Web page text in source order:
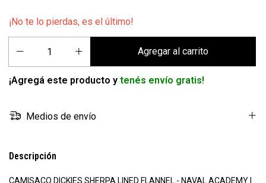
¡No te lo pierdas, es el último!
¡Agregá este producto y tenés envío gratis!
Medios de envío
Descripción
CAMISACO DICKIES SHERPA LINED FLANNEL - NAVAL ACADEMY |